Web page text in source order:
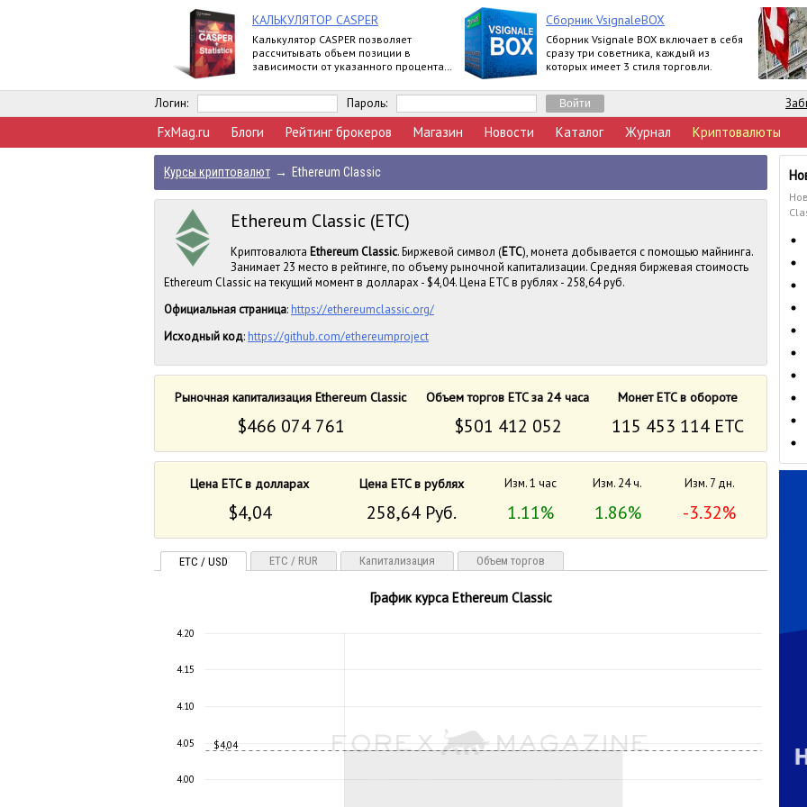
КАЛЬКУЛЯТОР CASPER
Калькулятор CASPER позволяет
рассчитывать объем позиции в
зависимости от указанного процента
Сборник VsignaleBOX
Сборник Vsignale BOX включает в себя
сразу три советника, каждый из
которых имеет 3 стиля торговли.
Логин: Пароль:
FxMag.ru Блоги Рейтинг брокеров Магазин Новости Каталог Журнал Криптовалюты
Курсы криптовалют → Ethereum Classic
Ethereum Classic (ETC)
Криптовалюта Ethereum Classic. Биржевой символ (ETC), монета добывается с помощью майнинга.
Занимает 23 место в рейтинге, по объему рыночной капитализации. Средняя биржевая стоимость
Ethereum Classic на текущий момент в долларах - $4,04. Цена ETC в рублях - 258,64 руб.
Официальная страница: https://ethereumclassic.org/
Исходный код: https://github.com/ethereumproject
Рыночная капитализация Ethereum Classic Объем торгов ETC за 24 часа Монет ETC в обороте
$466 074 761 $501 412 052 115 453 114 ETC
Цена ETC в долларах Цена ETC в рублях Изм. 1 час Изм. 24 ч. Изм. 7 дн.
$4,04 258,64 Руб. 1.11% 1.86% -3.32%
ETC / USD ETC / RUR Капитализация Объем торгов
График курса Ethereum Classic
$4,04
4.00
4.05
4.10
4.15
4.20